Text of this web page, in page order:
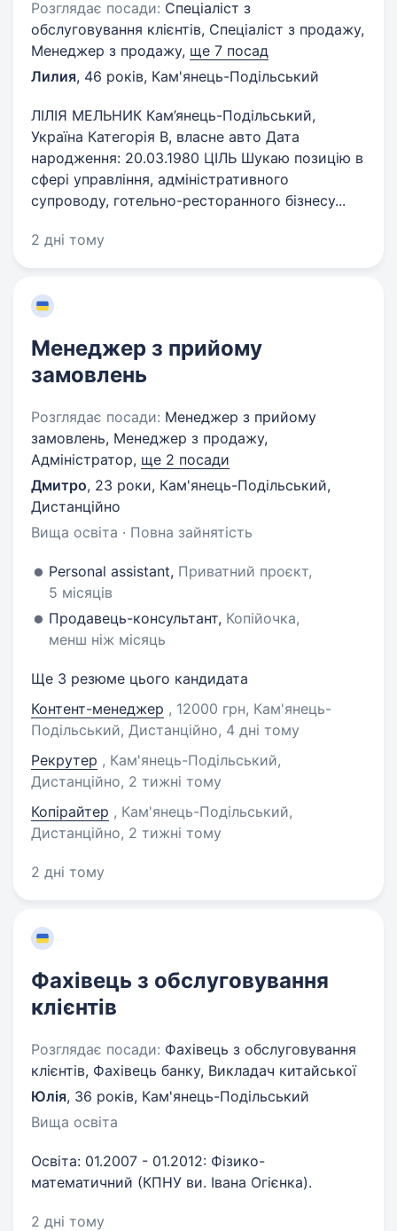
Розглядає посади: Спеціаліст з
обслуговування клієнтів, Спеціаліст з продажу,
Менеджер з продажу, ще 7 посад
Лилия, 46 років, Кам'янець-Подільський
ЛІЛІЯ МЕЛЬНИК Кам’янець-Подільський,
Україна Категорія B, власне авто Дата
народження: 20.03.1980 ЦІЛЬ Шукаю позицію в
сфері управління, адміністративного
супроводу, готельно-ресторанного бізнесу...
2 дні тому
Менеджер з прийому
замовлень
Розглядає посади: Менеджер з прийому
замовлень, Менеджер з продажу,
Адміністратор, ще 2 посади
Дмитро, 23 роки, Кам'янець-Подільський,
Дистанційно
Вища освіта · Повна зайнятість
Personal assistant, Приватний проєкт,
5 місяців
Продавець-консультант, Копійочка,
менш ніж місяць
Ще 3 резюме цього кандидата
Контент-менеджер , 12000 грн, Кам'янець-
Подільський, Дистанційно, 4 дні тому
Рекрутер , Кам'янець-Подільський,
Дистанційно, 2 тижні тому
Копірайтер , Кам'янець-Подільський,
Дистанційно, 2 тижні тому
2 дні тому
Фахівець з обслуговування
клієнтів
Розглядає посади: Фахівець з обслуговування
клієнтів, Фахівець банку, Викладач китайської
Юлія, 36 років, Кам'янець-Подільський
Вища освіта
Освіта: 01.2007 - 01.2012: Фізико-
математичний (КПНУ ви. Івана Огієнка).
2 дні тому